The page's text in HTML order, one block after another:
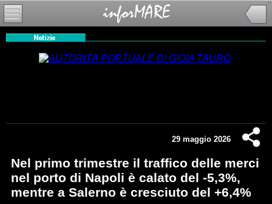
29 maggio 2026
Nel primo trimestre il traffico delle merci
nel porto di Napoli è calato del -5,3%,
mentre a Salerno è cresciuto del +6,4%